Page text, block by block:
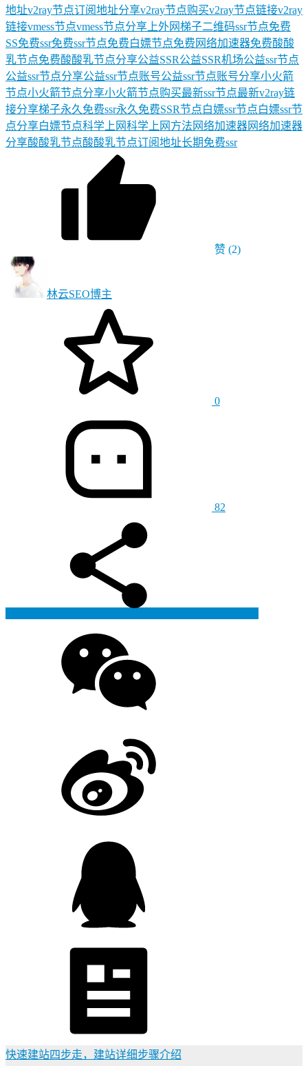
地址v2ray节点订阅地址分享v2ray节点购买v2ray节点链接v2ray
链接vmess节点vmess节点分享 上外网梯子二维码ssr节点免费
SS免费ssr免费ssr节点免费白嫖节点免费网络加速器免费酸酸
乳节点免费酸酸乳节点分享公益SSR公益SSR机场公益ssr节点
公益ssr节点分享公益ssr节点账号公益ssr节点账号分享小火箭
节点小火箭节点分享小火箭节点购买最新ssr节点最新v2ray链
接分享梯子永久免费ssr永久免费SSR节点白嫖ssr节点白嫖ssr节
点分享白嫖节点科学上网科学上网方法 网络加速器网络加速器
分享酸酸乳节点酸酸乳节点订阅地址长期免费ssr
赞 (2)
林云SEO博主
0
82
快速建站四步走，建站详细步骤介绍